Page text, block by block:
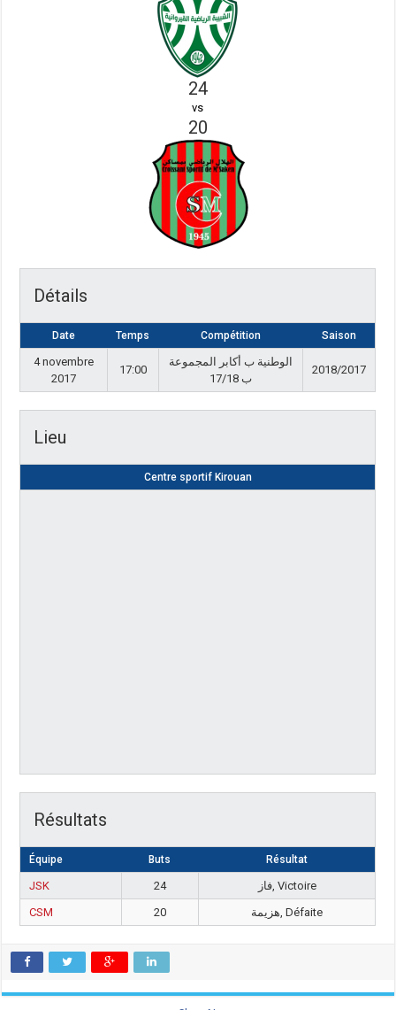
24
vs
20
Détails
Date Temps Compétition Saison
4 novembre
2017
17:00
الوطنية ب أكابر المجموعة
ب 17/18
2018/2017
Lieu
Centre sportif Kirouan
Résultats
Équipe Buts Résultat
JSK 24
فاز, Victoire
CSM
20 هزيمة, Défaite